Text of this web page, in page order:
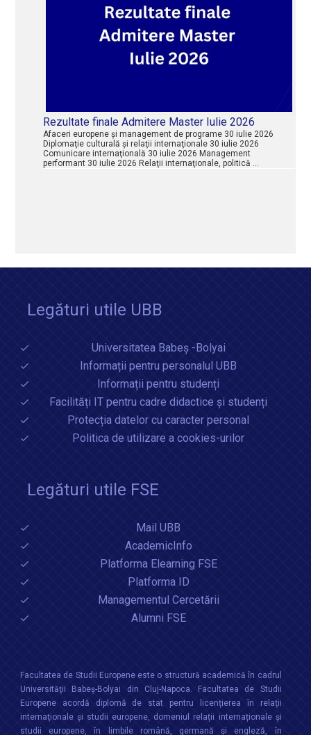
Rezultate finale Admitere Master Iulie 2026
Afaceri europene şi management de programe 30 iulie 2026
Diplomaţie culturală şi relaţii internaţionale 30 iulie 2026
Comunicare internaţională 30 iulie 2026 Management
performant 30 iulie 2026 Relaţii internaţionale, politică …
Legături utile UBB
Universitatea Babeș -Bolyai
Informații pentru personalul UBB
Informații pentru studenți
Facilități IT pentru cadre didactice și studenți
Protecția datelor cu caracter personal
Politica de utilizare a cookies-urilor
Legături utile FSE
Mail UBB
AcademicInfo
Platforma Elearning FSE
Platforma ID
Managementul Cercetării
Alumni FSE
Facultatea de Studii Europene este o structură academică în cadrul
Universităţii Babeș-Bolyai din Cluj-Napoca. Facultatea de Studii
Europene acordă diplomă de stat pentru licențierea în relaţii
internaţionale şi studii europene, domeniul relații internaționale şi
studii europene, în limbile română, germană și engleză, în